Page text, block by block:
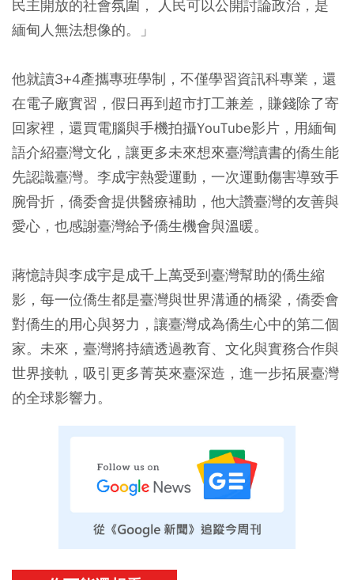
民主開放的社會氛圍， 人民可以公開討論政治，是
緬甸人無法想像的。」
他就讀3+4產攜專班學制，不僅學習資訊科專業，還
在電子廠實習，假日再到超市打工兼差，賺錢除了寄
回家裡，還買電腦與手機拍攝YouTube影片，用緬甸
語介紹臺灣文化，讓更多未來想來臺灣讀書的僑生能
先認識臺灣。李成宇熱愛運動，一次運動傷害導致手
腕骨折，僑委會提供醫療補助，他大讚臺灣的友善與
愛心，也感謝臺灣給予僑生機會與溫暖。
蔣憶詩與李成宇是成千上萬受到臺灣幫助的僑生縮
影，每一位僑生都是臺灣與世界溝通的橋梁，僑委會
對僑生的用心與努力，讓臺灣成為僑生心中的第二個
家。未來，臺灣將持續透過教育、文化與實務合作與
世界接軌，吸引更多菁英來臺深造，進一步拓展臺灣
的全球影響力。